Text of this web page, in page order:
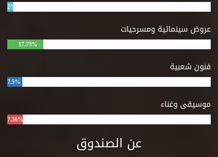
2%
عروض سينمائية ومسرحيات
17.73%
فنون شعبية
7.5%
موسيقى وغناء
7.56%
عن الصندوق